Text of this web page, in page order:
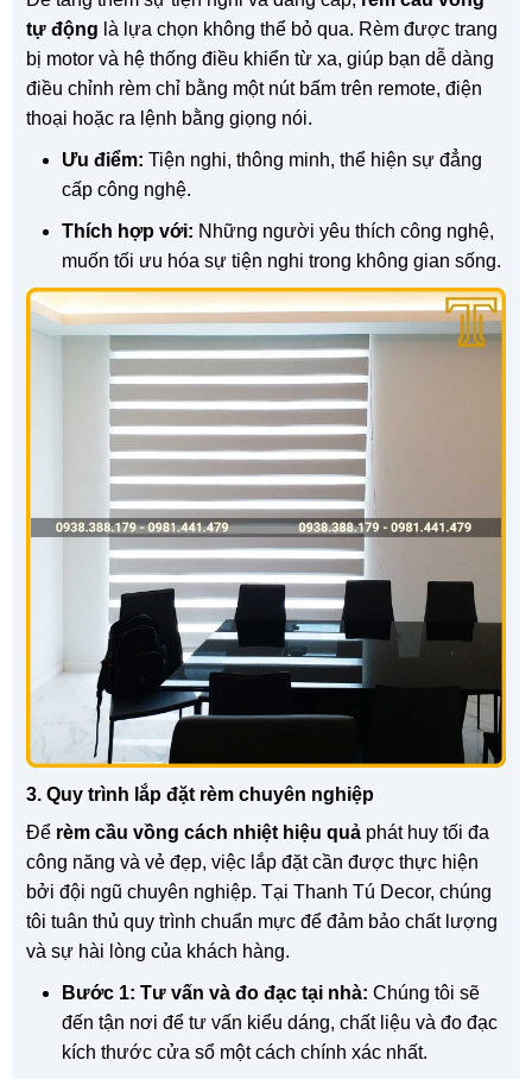
tự động là lựa chọn không thể bỏ qua. Rèm được trang
bị motor và hệ thống điều khiển từ xa, giúp bạn dễ dàng
điều chỉnh rèm chỉ bằng một nút bấm trên remote, điện
thoại hoặc ra lệnh bằng giọng nói.
Ưu điểm: Tiện nghi, thông minh, thể hiện sự đẳng
cấp công nghệ.
Thích hợp với: Những người yêu thích công nghệ,
muốn tối ưu hóa sự tiện nghi trong không gian sống.
3. Quy trình lắp đặt rèm chuyên nghiệp
Để rèm cầu vồng cách nhiệt hiệu quả phát huy tối đa
công năng và vẻ đẹp, việc lắp đặt cần được thực hiện
bởi đội ngũ chuyên nghiệp. Tại Thanh Tú Decor, chúng
tôi tuân thủ quy trình chuẩn mực để đảm bảo chất lượng
và sự hài lòng của khách hàng.
Bước 1: Tư vấn và đo đạc tại nhà: Chúng tôi sẽ
đến tận nơi để tư vấn kiểu dáng, chất liệu và đo đạc
kích thước cửa sổ một cách chính xác nhất.